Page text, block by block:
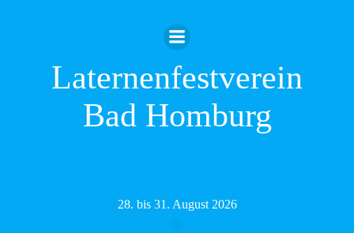
Inhalt
springen
Laternenfestverein
Bad Homburg
28. bis 31. August 2026